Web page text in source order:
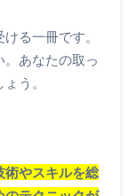
る一冊です。
あなたの取っ
う。
術やスキルを総